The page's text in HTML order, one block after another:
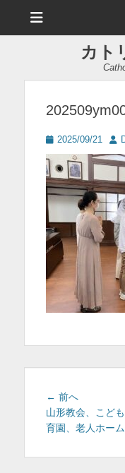
ュ
カト
投
稿
日
2025/09/21
投
稿
者
投
稿
ナ
← 前へ
の
投
山形教会、こど
育園、老人ホー